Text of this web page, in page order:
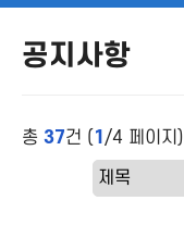
공지사항
총 37건 ( 1 /4 페이지)